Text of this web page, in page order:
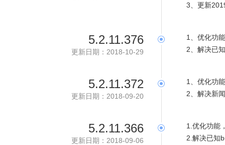
3、更新
5.2.11.376
更新日期：2018-10-29
1、优化功
2、解决已
5.2.11.372
更新日期：2018-09-20
1、优化功
2、解决新
5.2.11.366
更新日期：2018-09-06
1.优化功能
2.解决已知